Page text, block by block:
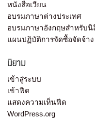
หนังสือเวียน
อบรมภาษาต่างประเทศ
อบรมภาษาอังกฤษสำหรับนิ
แผนปฏิบัติการจัดซื้อจัดจ้าง
นิยาม
เข้าสู่ระบบ
เข้าฟีด
แสดงความเห็นฟีด
WordPress.org